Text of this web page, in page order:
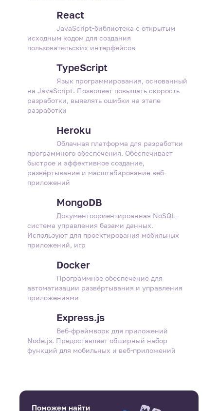
React
JavaScript-библиотека с открытым
исходным кодом для создания
пользовательских интерфейсов
TypeScript
Язык программирования, основанный
на JavaScript. Позволяет повышать скорость
разработки, выявлять ошибки на этапе
разработки
Heroku
Облачная платформа для разработки
программного обеспечения. Обеспечивает
быстрое и эффективное создание,
развёртывание и масштабирование веб-
приложений
MongoDB
Документоориентироанная NoSQL-
система управления базами данных.
Используют для проектирования мобильных
приложений, игр
Docker
Программное обеспечение для
автоматизации развёртывания и управления
приложениями
Express.js
Веб-фреймворк для приложений
Node.js. Предоставляет обширный набор
функций для мобильных и веб-приложений
Поможем найти